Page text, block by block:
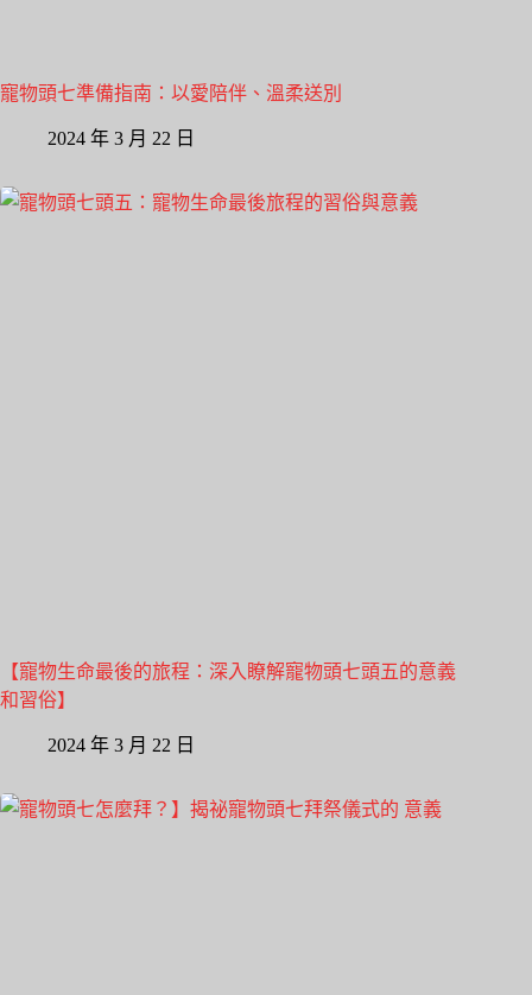
寵物頭七準備指南：以愛陪伴、溫柔送別
2024 年 3 月 22 日
【寵物生命最後的旅程：深入瞭解寵物頭七頭五的意義
和習俗】
2024 年 3 月 22 日